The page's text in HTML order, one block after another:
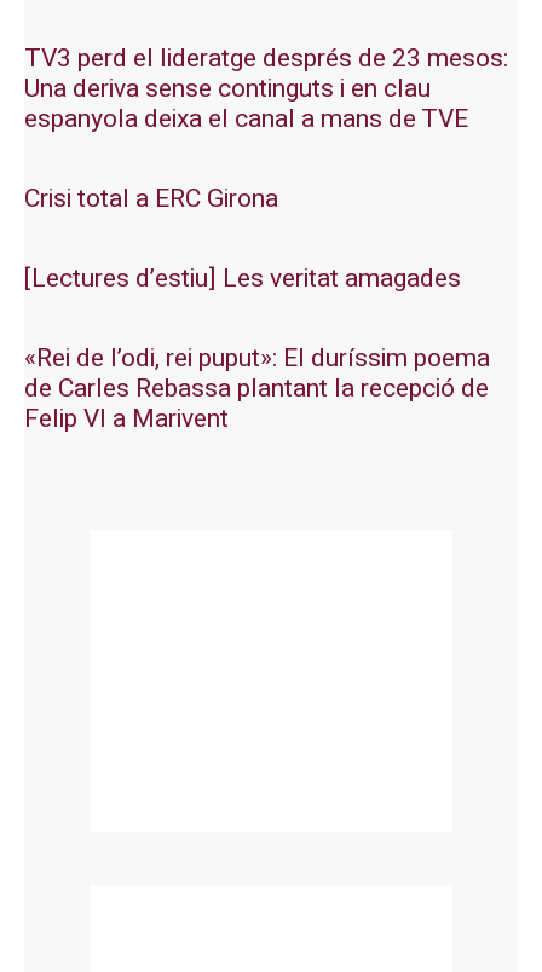
TV3 perd el lideratge després de 23 mesos:
Una deriva sense continguts i en clau
espanyola deixa el canal a mans de TVE
Crisi total a ERC Girona
[Lectures d’estiu] Les veritat amagades
«Rei de l’odi, rei puput»: El duríssim poema
de Carles Rebassa plantant la recepció de
Felip VI a Marivent